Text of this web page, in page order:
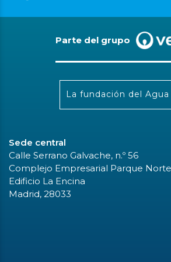
Parte del grupo
La fundación del Agua
Sede central
Calle Serrano Galvache, n.º 56
Complejo Empresarial Parque Norte
Edificio La Encina
Madrid, 28033